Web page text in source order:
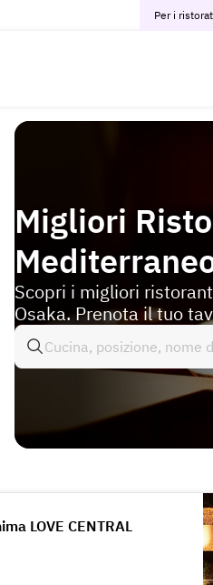
Per i
Migliori
Scopri i migliori
Osaka. Prenota il tuo
LOVE CENTRAL